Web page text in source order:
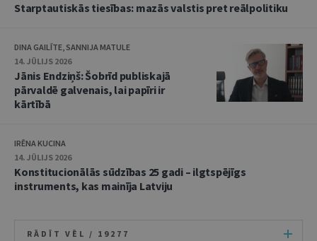
Starptautiskās tiesības: mazās valstis pret reālpolitiku
DINA GAILĪTE, SANNIJA MATULE
14. JŪLIJS 2026
Jānis Endziņš: Šobrīd publiskajā
pārvaldē galvenais, lai papīri ir
kārtībā
IRĒNA KUCINA
14. JŪLIJS 2026
Konstitucionālās sūdzības 25 gadi – ilgtspējīgs
instruments, kas mainīja Latviju
RĀDĪT VĒL / 19277